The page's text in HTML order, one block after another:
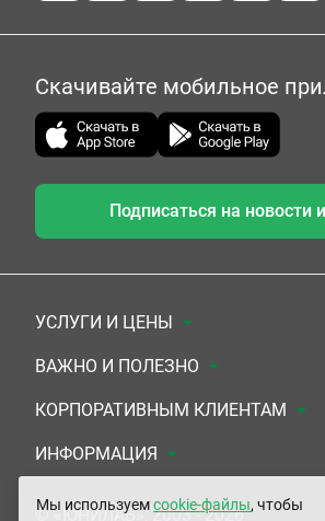
Скачивайте мобильное
Подписаться на новости
УСЛУГИ И ЦЕНЫ
Анализы
Комплексы
УЗИ
ЭКГ/Холтер/СМАД
ВАЖНО И ПОЛЕЗНО
Документы для заключения
Система скидок
Подарочные сертификаты
КОРПОРАТИВНЫМ КЛИЕНТАМ
Медицинским организациям
Прочим организациям
ИНФОРМАЦИЯ
О Компании
© «ЮНИЛАБ», 2003 - 2026
Мы используемcookie-файлы, чтобы